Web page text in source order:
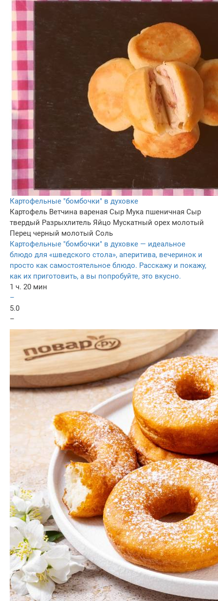
Картофельные "бомбочки" в духовке
Картофель Ветчина вареная Сыр Мука пшеничная Сыр
твердый Разрыхлитель Яйцо Мускатный орех молотый
Перец черный молотый Соль
Картофельные "бомбочки" в духовке — идеальное
блюдо для «шведского стола», аперитива, вечеринок и
просто как самостоятельное блюдо. Расскажу и покажу,
как их приготовить, а вы попробуйте, это вкусно.
1 ч. 20 мин
–
5.0
–